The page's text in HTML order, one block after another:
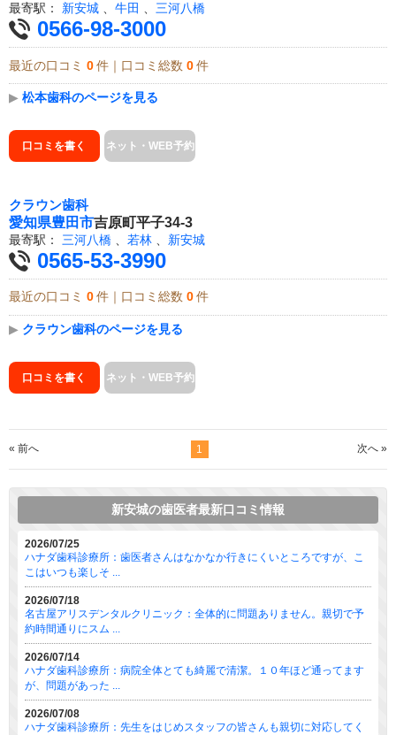
最寄駅： 新安城 、 牛田 、 三河八橋
0566-98-3000
最近の口コミ 0 件｜口コミ総数 0 件
▶ 松本歯科のページを見る
口コミを書く ネット・WEB予約
クラウン歯科
愛知県豊田市吉原町平子34-3
最寄駅： 三河八橋 若林 新安城
0565-53-3990
最近の口コミ 0 件｜口コミ総数 0 件
▶ クラウン歯科のページを見る
口コミを書く ネット・WEB予約
« 前へ 1 次へ »
新安城の歯医者最新口コミ情報
2026/07/25
ハナダ歯科診療所：歯医者さんはなかなか行きにくいところですが、こ
こはいつも楽しそ ...
2026/07/18
名古屋アリスデンタルクリニック：全体的に問題ありません。親切で予
約時間通りにスム ...
2026/07/14
ハナダ歯科診療所：病院全体とても綺麗で清潔。１０年ほど通ってます
が、問題があった ...
2026/07/08
ハナダ歯科診療所：先生をはじめスタッフの皆さんも親切に対応してく